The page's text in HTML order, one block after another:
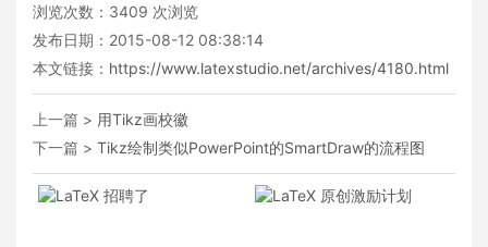
浏览次数： 3409 次浏览
发布日期：2015-08-12 08:38:14
本文链接： https://www.latexstudio.net/archives/4180.html
上一篇 > 用Tikz画校徽
下一篇 > Tikz绘制类似PowerPoint的SmartDraw的流程图